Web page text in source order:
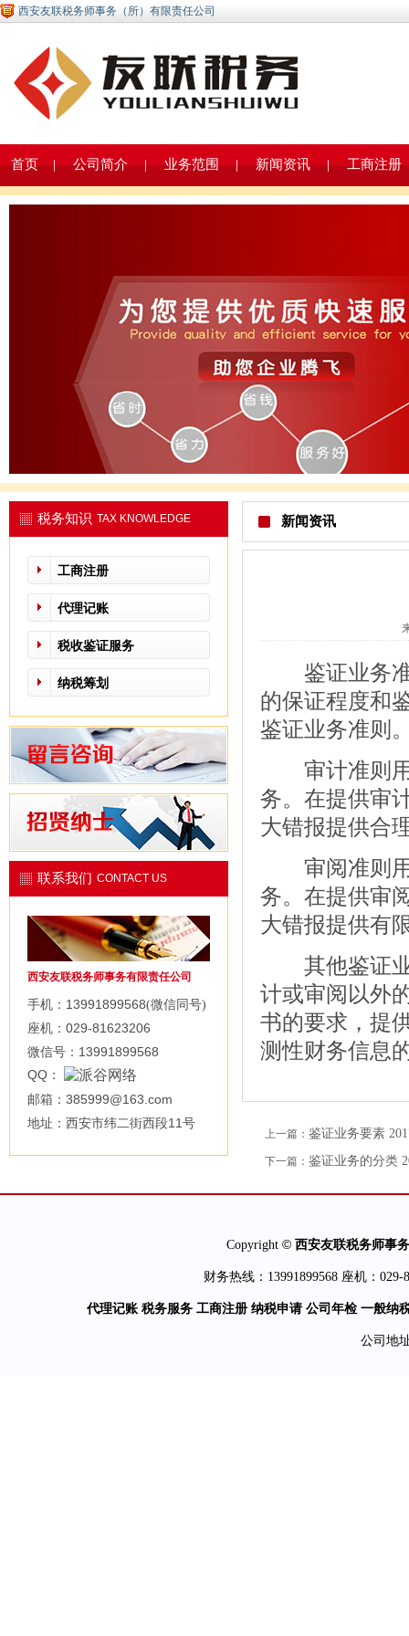
西安友联税务师事务（所）有限责任公司
首页 | 公司简介 | 业务范围 | 新闻资讯 | 工商注册
税务知识 TAX KNOWLEDGE
工商注册
代理记账
税收鉴证服务
纳税筹划
联系我们 CONTACT US
西安友联税务师事务有限责任公司
手机： 13991899568(微信同号)
座机： 029-81623206
微信号： 13991899568
QQ ：
邮箱： 385999@163.com
地址：西安市纬二街西段11 号
新闻资讯
鉴证业务准
的保证程度和
鉴证业务准则
审计准则用
务。在提供审
大错报提供合
审阅准则用
务。在提供审
大错报提供有
其他鉴证业
计或审阅以外
书的要求，提
测性财务信息
上一篇： 鉴证业务要素
下一篇： 鉴证业务的分类
Copyright © 西安友联税务师事
财务热线：13991899568 座机：029-
代理记账 税务服务 工商注册 纳税申请 公司年检 一般纳
公司地